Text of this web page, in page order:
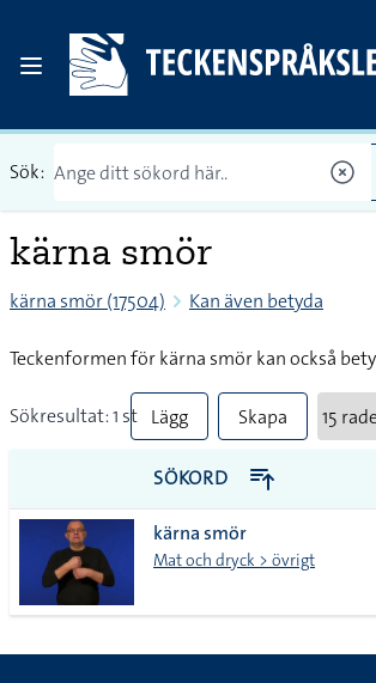
Sök:
kärna smör
kärna smör (17504) Kan även betyda
Teckenformen för kärna smör kan också
Sökresultat: 1 st Lägg
till
alla i
lista
Skapa
PDF
SÖKORD
kärna smör
Mat och dryck > övrigt